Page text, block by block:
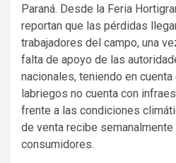
Paraná. Desde la Feria
reportan que las pérdidas
trabajadores del campo, una
falta de apoyo de las
nacionales, teniendo en
labriegos no cuenta con
frente a las condiciones
de venta recibe semanalmente
consumidores.